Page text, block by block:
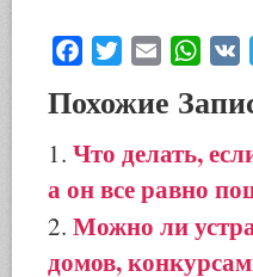
Facebook
Twitter Email
Похожие
Что делать,
а он все равно
Можно ли
домов,